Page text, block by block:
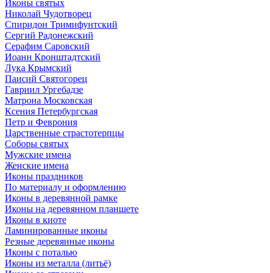
Иконы святых
Николай Чудотворец
Спиридон Тримифунтский
Сергий Радонежский
Серафим Саровский
Иоанн Кронштадтский
Лука Крымский
Паисий Святогорец
Гавриил Ургебадзе
Матрона Московская
Ксения Петербургская
Петр и Феврония
Царственные страстотерпцы
Соборы святых
Мужские имена
Женские имена
Иконы праздников
По материалу и оформлению
Иконы в деревянной рамке
Иконы на деревянном планшете
Иконы в киоте
Ламинированные иконы
Резные деревянные иконы
Иконы с поталью
Иконы из металла (литьё)